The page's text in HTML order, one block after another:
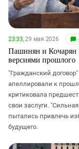
23:33,29 мая 2026
Пашинян и Кочарян
версиями прошлого
"Гражданский
апеллировали к
критиковала
свои заслуги.
пытались привлечь
будущего.